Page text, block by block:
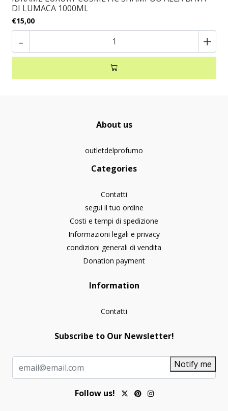
DI LUMACA 1000ML
€15,00
- +
About us
outletdelprofumo
Categories
Contatti
segui il tuo ordine
Costi e tempi di spedizione
Informazioni legali e privacy
condizioni generali di vendita
Donation payment
Information
Contatti
Subscribe to Our Newsletter!
Notify me
Follow us!